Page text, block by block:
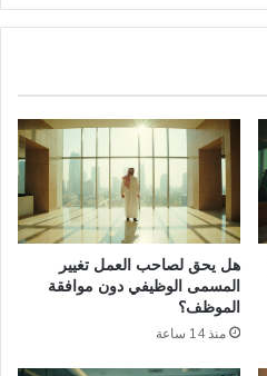
هل يحق لصاحب العمل تغيير
المسمى الوظيفي دون موافقة
الموظف؟
منذ 14 ساعة